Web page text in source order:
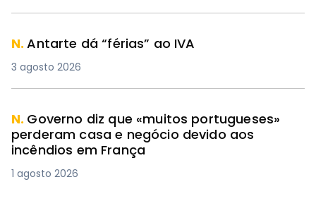
N.Antarte dá “férias” ao IVA
3 agosto 2026
N. Governo diz que «muitos portugueses»
perderam casa e negócio devido aos
incêndios em França
1 agosto 2026